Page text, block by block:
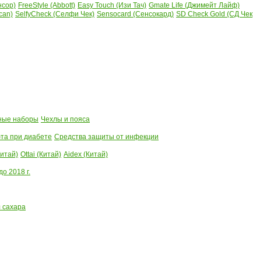
FreeStyle (Abbott) Easy Touch (Изи Тач) Gmate Life (Джимейт Лайф)
SelfyCheck (Селфи Чек) Sensocard (Сенсокард) SD Check Gold (СД Чек
наборы Чехлы и пояса
при диабете Средства защиты от инфекции
Ottai (Китай) Aidex (Китай)
2018 г.
сахара